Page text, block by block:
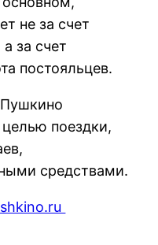
не за счет
за счет
постояльцев.
поездки,
средствами.